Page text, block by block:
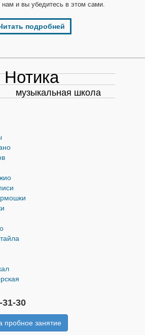
нам и вы убедитесь в этом сами.
подробней
Нотика
музыкальная школа
31-30
пробное занятие